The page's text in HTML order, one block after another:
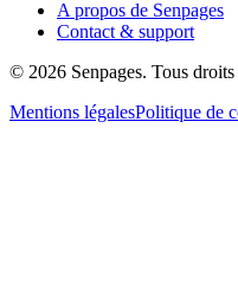
A propos de Senpages
Contact & support
© 2026 Senpages. Tous droits
Mentions légalesPolitique de